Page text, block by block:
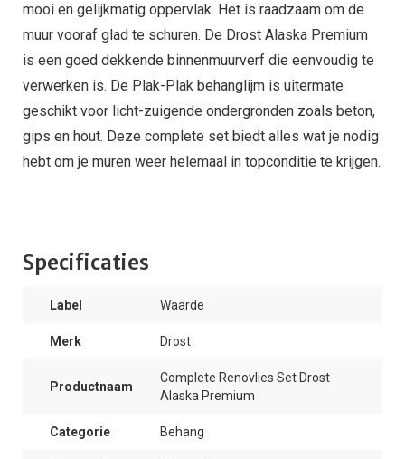
mooi en gelijkmatig oppervlak. Het is raadzaam om de
muur vooraf glad te schuren. De Drost Alaska Premium
is een goed dekkende binnenmuurverf die eenvoudig te
verwerken is. De Plak-Plak behanglijm is uitermate
geschikt voor licht-zuigende ondergronden zoals beton,
gips en hout. Deze complete set biedt alles wat je nodig
hebt om je muren weer helemaal in topconditie te krijgen.
Specificaties
Label Waarde
Merk Drost
Productnaam
Complete Renovlies Set Drost
Alaska Premium
Categorie Behang